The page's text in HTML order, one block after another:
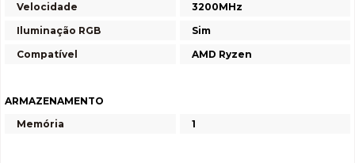
Velocidade
3200MHz
Iluminação RGB
Sim
Compatível
AMD Ryzen
ARMAZENAMENTO
Memória
1